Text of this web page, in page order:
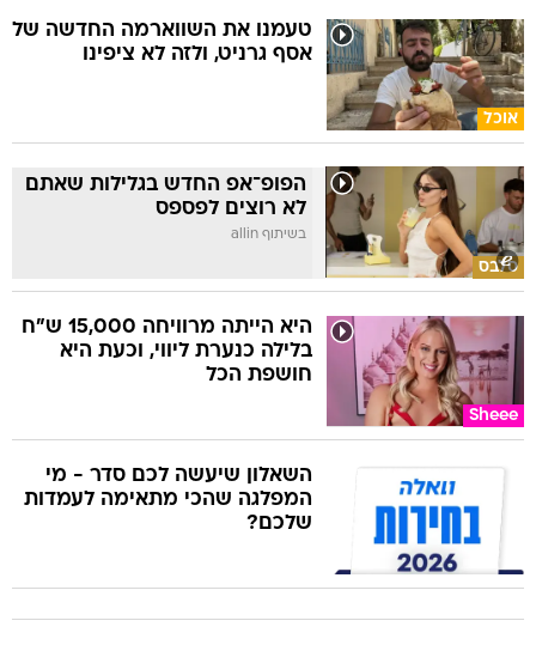
אוכל
טעמנו את השווארמה החדשה של
אסף גרניט, ולזה לא ציפינו
סלבס
הפופ־אפ החדש בגלילות שאתם
לא רוצים לפספס
בשיתוף allin
Sheee
היא הייתה מרוויחה 15,000 ש"ח
בלילה כנערת ליווי, וכעת היא
חושפת הכל
השאלון שיעשה לכם סדר - מי
המפלגה שהכי מתאימה לעמדות
שלכם?